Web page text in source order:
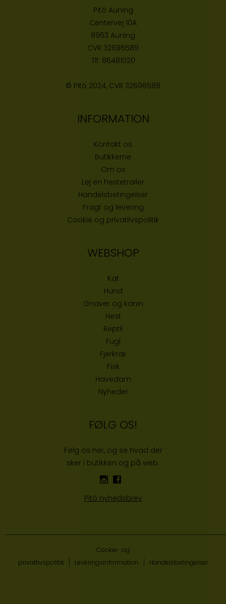
Pitó Auning
Centervej 10A
8963 Auning
CVR 32696589
Tlf: 86481020
© Pitó 2024, CVR 32696589
INFORMATION
Kontakt os
Butikkerne
Om os
Lej en hestetrailer
Handelsbetingelser
Fragt og levering
Cookie og privatlivspolitik
WEBSHOP
Kat
Hund
Gnaver og kanin
Hest
Reptil
Fugl
Fjerkræ
Fisk
Havedam
Nyheder
FØLG OS!
Følg os her, og se hvad der
sker i butikken og på web:
Pitó nyhedsbrev
Cookie- og
privatlivspolitik
Leveringsinformation Handelsbetingelser